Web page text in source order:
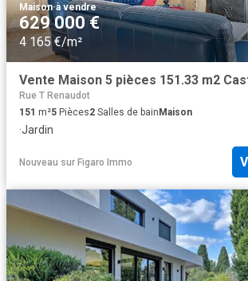
Maison·à vendre
629 000 €
4 165 €/m²
Rue T Renaudot
151 m²5 Pièces2 Salles de bainMaison
·Jardin
Nouveau sur Figaro Immo